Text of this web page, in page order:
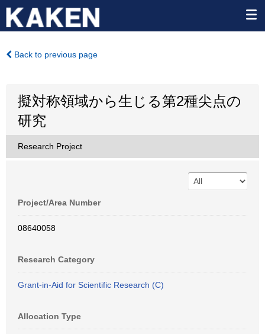
Back to previous page
擬対称領域から生じる第2種尖点の
研究
Research Project
Project/Area Number
08640058
Research Category
Grant-in-Aid for Scientific Research (C)
Allocation Type